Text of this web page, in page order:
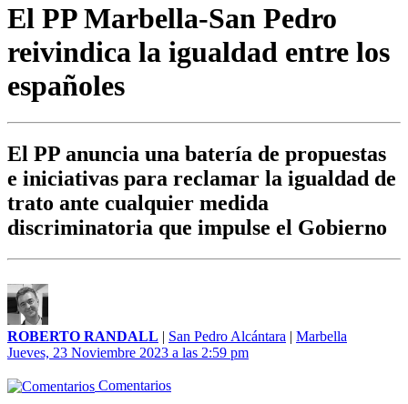
El PP Marbella-San Pedro
reivindica la igualdad entre los
españoles
El PP anuncia una batería de propuestas
e iniciativas para reclamar la igualdad de
trato ante cualquier medida
discriminatoria que impulse el Gobierno
ROBERTO RANDALL | San Pedro Alcántara | Marbella
Jueves, 23 Noviembre 2023 a las 2:59 pm
Comentarios